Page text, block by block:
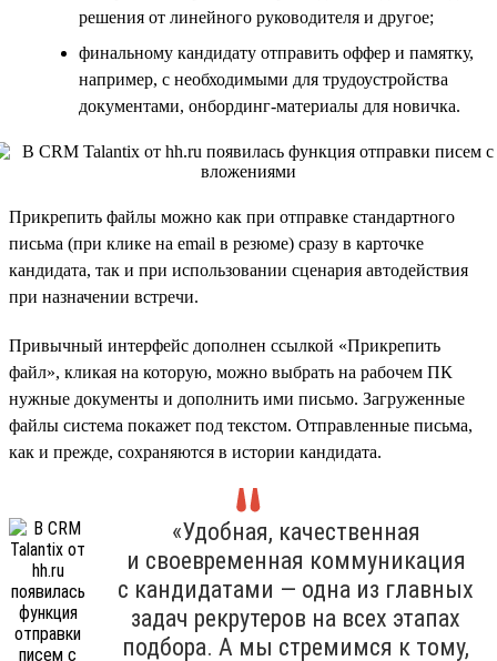
решения от линейного руководителя и другое;
финальному кандидату отправить оффер и памятку,
например, с необходимыми для трудоустройства
документами, онбординг-материалы для новичка.
Прикрепить файлы можно как при отправке стандартного
письма (при клике на email в резюме) сразу в карточке
кандидата, так и при использовании сценария автодействия
при назначении встречи.
Привычный интерфейс дополнен ссылкой «Прикрепить
файл», кликая на которую, можно выбрать на рабочем ПК
нужные документы и дополнить ими письмо. Загруженные
файлы система покажет под текстом. Отправленные письма,
как и прежде, сохраняются в истории кандидата.
«Удобная, качественная
и своевременная коммуникация
с кандидатами — одна из главных
задач рекрутеров на всех этапах
подбора. А мы стремимся к тому,